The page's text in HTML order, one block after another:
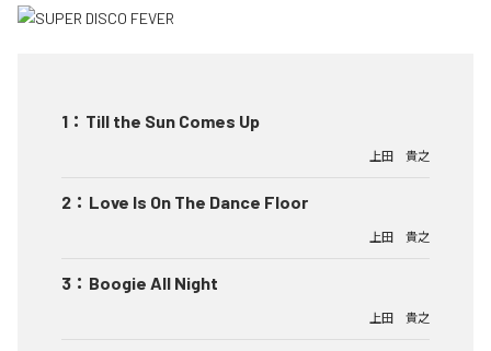
1 ： Till the Sun Comes Up
上田 貴之
2 ： Love Is On The Dance Floor
上田 貴之
3 ： Boogie All Night
上田 貴之